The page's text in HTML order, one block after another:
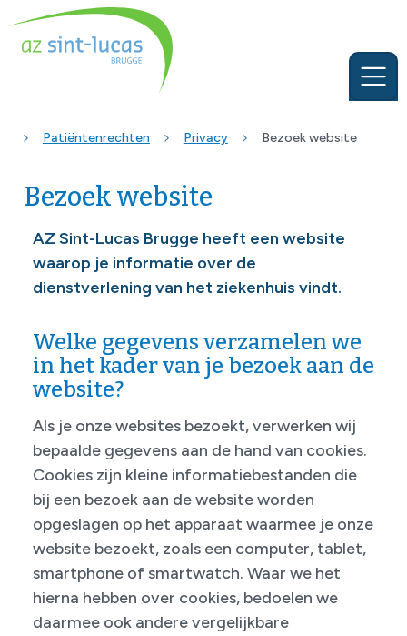
Patiëntenrechten Privacy Bezoek website
Bezoek website
AZ Sint-Lucas Brugge heeft een website
waarop je informatie over de
dienstverlening van het ziekenhuis vindt.
Welke gegevens verzamelen we
in het kader van je bezoek aan de
website?
Als je onze websites bezoekt, verwerken wij
bepaalde gegevens aan de hand van cookies.
Cookies zijn kleine informatiebestanden die
bij een bezoek aan de website worden
opgeslagen op het apparaat waarmee je onze
website bezoekt, zoals een computer, tablet,
smartphone of smartwatch. Waar we het
hierna hebben over cookies, bedoelen we
daarmee ook andere vergelijkbare